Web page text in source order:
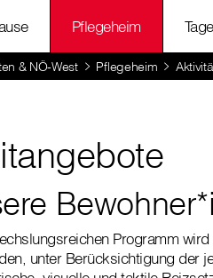
Pflegeheim
& NÖ-West Pflegeheim
Programm
unter Berücksichtigung der